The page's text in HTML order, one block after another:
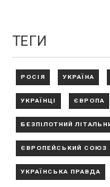
ТЕГИ
РОСІЯ УКРАЇНА
УКРАЇНЦІ ЄВРОПА
БЕЗПІЛОТНИЙ
ЄВРОПЕЙСЬКИЙ СОЮЗ
УКРАЇНСЬКА ПРАВДА